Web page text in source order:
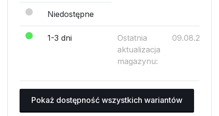
Niedostępne
1-3 dni
Ostatnia
aktualizacja
magazynu:
09.08.2026
Pokaż dostępność wszystkich wariantów